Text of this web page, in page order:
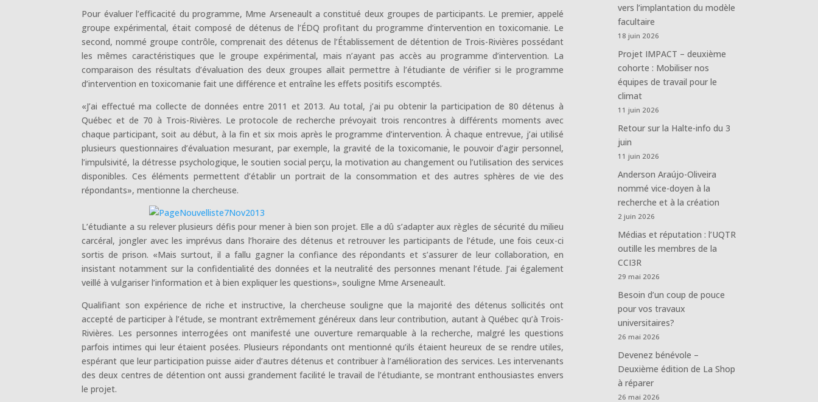
Pour évaluer l’efficacité du programme, Mme Arseneault a constitué deux groupes de participants. Le premier, appelé
groupe expérimental, était composé de détenus de l’ÉDQ profitant du programme d’intervention en toxicomanie. Le
second, nommé groupe contrôle, comprenait des détenus de l’Établissement de détention de Trois-Rivières possédant
les mêmes caractéristiques que le groupe expérimental, mais n’ayant pas accès au programme d’intervention. La
comparaison des résultats d’évaluation des deux groupes allait permettre à l’étudiante de vérifier si le programme
d’intervention en toxicomanie fait une différence et entraîne les effets positifs escomptés.
«J’ai effectué ma collecte de données entre 2011 et 2013. Au total, j’ai pu obtenir la participation de 80 détenus à
Québec et de 70 à Trois-Rivières. Le protocole de recherche prévoyait trois rencontres à différents moments avec
chaque participant, soit au début, à la fin et six mois après le programme d’intervention. À chaque entrevue, j’ai utilisé
plusieurs questionnaires d’évaluation mesurant, par exemple, la gravité de la toxicomanie, le pouvoir d’agir personnel,
l’impulsivité, la détresse psychologique, le soutien social perçu, la motivation au changement ou l’utilisation des services
disponibles. Ces éléments permettent d’établir un portrait de la consommation et des autres sphères de vie des
répondants», mentionne la chercheuse.
L’étudiante a su relever plusieurs défis pour mener à bien son projet. Elle a dû s’adapter aux règles de sécurité du milieu
carcéral, jongler avec les imprévus dans l’horaire des détenus et retrouver les participants de l’étude, une fois ceux-ci
sortis de prison. «Mais surtout, il a fallu gagner la confiance des répondants et s’assurer de leur collaboration, en
insistant notamment sur la confidentialité des données et la neutralité des personnes menant l’étude. J’ai également
veillé à vulgariser l’information et à bien expliquer les questions», souligne Mme Arseneault.
Qualifiant son expérience de riche et instructive, la chercheuse souligne que la majorité des détenus sollicités ont
accepté de participer à l’étude, se montrant extrêmement généreux dans leur contribution, autant à Québec qu’à Trois-
Rivières. Les personnes interrogées ont manifesté une ouverture remarquable à la recherche, malgré les questions
parfois intimes qui leur étaient posées. Plusieurs répondants ont mentionné qu’ils étaient heureux de se rendre utiles,
espérant que leur participation puisse aider d’autres détenus et contribuer à l’amélioration des services. Les intervenants
des deux centres de détention ont aussi grandement facilité le travail de l’étudiante, se montrant enthousiastes envers
le projet.
vers l’implantation du modèle
facultaire
18 juin 2026
Projet IMPACT – deuxième
cohorte : Mobiliser nos
équipes de travail pour le
climat
11 juin 2026
Retour sur la Halte-info du 3
juin
11 juin 2026
Anderson Araújo-Oliveira
nommé vice-doyen à la
recherche et à la création
2 juin 2026
Médias et réputation : l’UQTR
outille les membres de la
CCI3R
29 mai 2026
Besoin d’un coup de pouce
pour vos travaux
universitaires?
26 mai 2026
Devenez bénévole –
Deuxième édition de La Shop
à réparer
26 mai 2026